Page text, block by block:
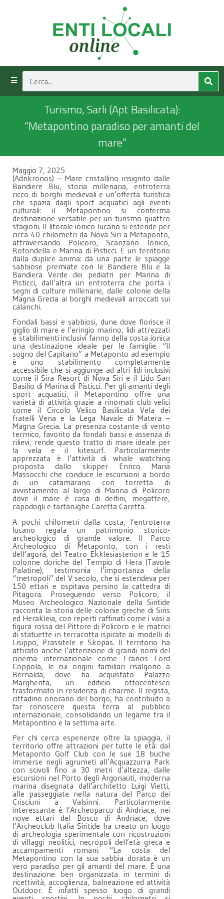
Turismo, Sarli (Apt Basilicata):
“Metapontino paradiso per amanti del
mare”
Maggio 7, 2025
(Adnkronos) – Mare cristallino insignito dalle
Bandiere Blu, storia millenaria, entroterra
ricco di borghi medievali e un’offerta turistica
che spazia dagli sport acquatici agli eventi
culturali: il Metapontino si conferma
destinazione versatile per un turismo quattro
stagioni. Il litorale ionico lucano si estende per
circa 40 chilometri da Nova Siri a Metaponto,
attraversando Policoro, Scanzano Jonico,
Rotondella e Marina di Pisticci. È un territorio
dalla duplice anima: da una parte le spiagge
sabbiose premiate con le Bandiere Blu e la
Bandiera Verde dei pediatri per Marina di
Pisticci, dall’altra un entroterra che porta i
segni di culture millenarie, dalle colonie della
Magna Grecia ai borghi medievali arroccati sui
calanchi.
Fondali bassi e sabbiosi, dune dove fiorisce il
giglio di mare e l’eringio marino, lidi attrezzati
e stabilimenti inclusivi fanno della costa ionica
una destinazione ideale per le famiglie. “Il
sogno del Capitano” a Metaponto ad esempio
è uno stabilimento completamente
accessibile che si aggiunge ad altri lidi inclusivi
come il Sira Resort di Nova Siri e il Lido San
Basilio di Marina di Pisticci. Per gli amanti degli
sport acquatici, il Metapontino offre una
varietà di attività grazie a rinomati club velici
come il Circolo Velico Basilicata Vela dei
fratelli Vena e la Lega Navale di Matera –
Magna Grecia. La presenza costante di vento
termico, favorito da fondali bassi e assenza di
rilievi, rende questo tratto di mare ideale per
la vela e il kitesurf. Particolarmente
apprezzata è l’attività di whale watching
proposta dallo skipper Enrico Maria
Massocchi che conduce le escursioni a bordo
di un catamarano con torretta di
avvistamento al largo di Marina di Policoro
dove il mare è casa di delfini, megattere,
capodogli e tartarughe Caretta Caretta.
A pochi chilometri dalla costa, l’entroterra
lucano regala un patrimonio storico-
archeologico di grande valore. Il Parco
Archeologico di Metaponto, con i resti
dell’agorà, del Teatro Ekklesiasterion e le 15
colonne doriche del Tempio di Hera (Tavole
Palatine), testimonia l’importanza della
“metropoli” del V secolo, che si estendeva per
150 ettari e ospitava persino la cattedra di
Pitagora. Proseguendo verso Policoro, il
Museo Archeologico Nazionale della Siritide
racconta la storia delle colonie greche di Siris
ed Herakleia, con reperti raffinati come i vasi a
figura rossa del Pittore di Policoro e le matrici
di statuette in terracotta ispirate ai modelli di
Lisippo, Prassitele e Skopas. Il territorio ha
attirato anche l’attenzione di grandi nomi del
cinema internazionale come Francis Ford
Coppola, le cui origini familiari risalgono a
Bernalda, dove ha acquistato Palazzo
Margherita, un edificio ottocentesco
trasformato in residenza di charme. Il regista,
cittadino onorario del borgo, ha contribuito a
far conoscere questa terra al pubblico
internazionale, consolidando un legame tra il
Metapontino e la settima arte.
Per chi cerca esperienze oltre la spiaggia, il
territorio offre attrazioni per tutte le età: dal
Metaponto Golf Club con le sue 18 buche
immerse negli agrumeti all’Acquazzurra Park
con scivoli fino a 30 metri d’altezza, dalle
escursioni nel Porto degli Argonauti, moderna
marina disegnata dall’architetto Luigi Vietti,
alle passeggiate nella natura del Parco dei
Crisciuni a Valsinni. Particolarmente
interessante è l’Archeoparco di Andriace, nei
nove ettari del Bosco di Andriace, dove
l’Archeoclub Italia Siritide ha creato un luogo
di archeologia sperimentale con ricostruzioni
di villaggi neolitici, necropoli dell’età greca e
accampamenti romani. “La costa del
Metapontino con la sua sabbia dorata è un
vero paradiso per gli amanti del mare. È una
destinazione ben organizzata in termini di
ricettività, accoglienza, balneazione ed attività
Outdoor. È infatti spesso luogo di grandi